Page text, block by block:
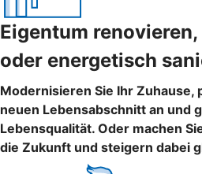
Eigentum
oder energetisch
Modernisieren Sie Ihr Zuhause,
neuen Lebensabschnitt an und
Lebensqualität. Oder machen
die Zukunft und steigern dabei